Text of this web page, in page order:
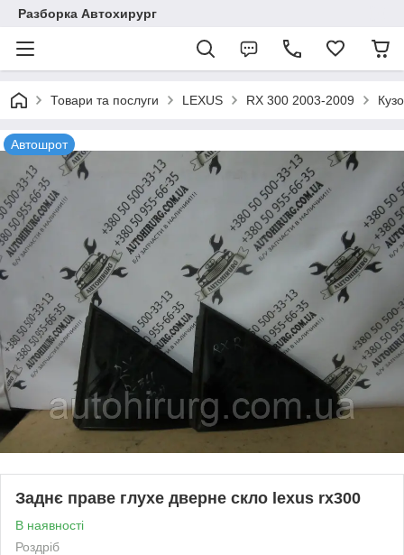
Разборка Автохирург
Товари та послуги LEXUS RX 300 2003-2009
Автошрот
Заднє праве глухе дверне скло lexus rx300
В наявності
Роздріб